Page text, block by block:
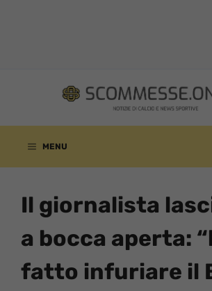
contenuto
MENU
Il giornalista
a bocca aperta:
fatto infuriare il